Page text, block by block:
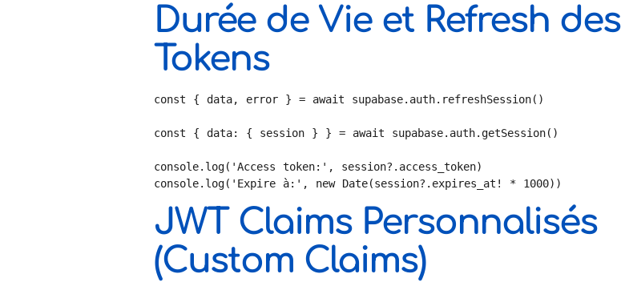
Durée de Vie et Refresh des
Tokens
const { data, error } = await supabase.auth.refreshSession()
const { data: { session } } = await supabase.auth.getSession()
console.log('Access token:', session?.access_token)
console.log('Expire à:', new Date(session?.expires_at! * 1000))
JWT Claims Personnalisés
(Custom Claims)